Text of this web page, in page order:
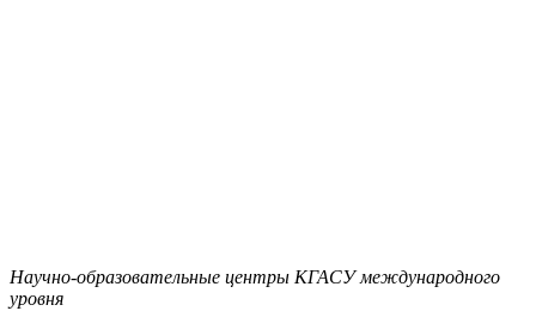
Научно-образовательные центры КГАСУ международного
уровня